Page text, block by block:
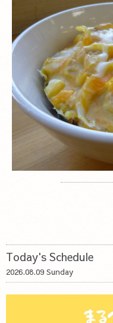
Today's Schedule
2026.08.09 Sunday